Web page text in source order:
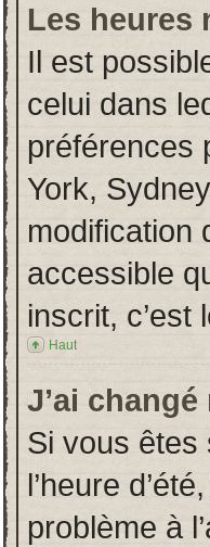
Les heures
Il est
celui dans
préférences
York,
modification
accessible
inscrit, c’est
Haut
J’ai
Si vous êtes
l’heure
problème à